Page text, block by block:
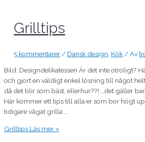
Grilltips
5 kommentarer / Dansk design Kök / Av
Bild: Designdelikatessen Är det inte otroligt?
och gjort en väldigt enkel lösning till något helt
då det blir som bäst, ellerhur??! …det gäller
Här kommer ett tips till alla er som bor högt
tidigare vågat grilla …
Grilltips Läs mer »